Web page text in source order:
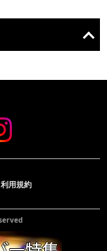
利用規約